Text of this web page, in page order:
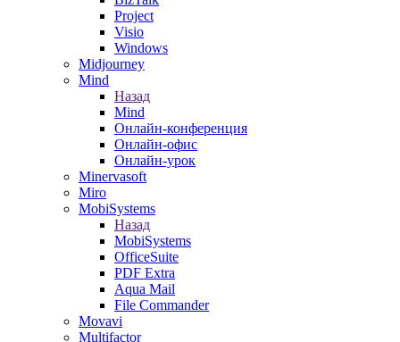
Project
Visio
Windows
Midjourney
Mind
Назад
Mind
Онлайн-конференция
Онлайн-офис
Онлайн-урок
Minervasoft
Miro
MobiSystems
Назад
MobiSystems
OfficeSuite
PDF Extra
Aqua Mail
File Commander
Movavi
Multifactor